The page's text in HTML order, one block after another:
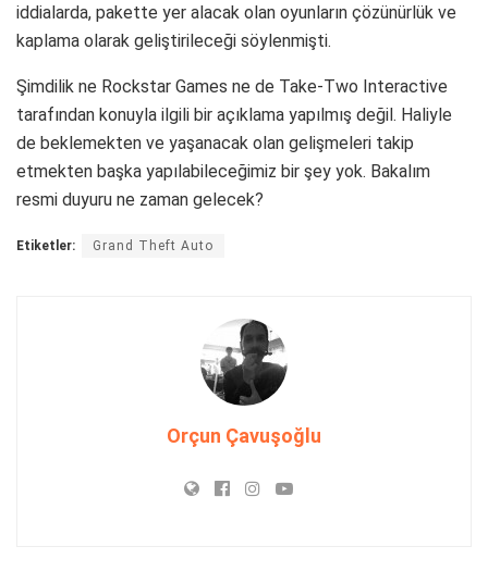
iddialarda, pakette yer alacak olan oyunların çözünürlük ve
kaplama olarak geliştirileceği söylenmişti.
Şimdilik ne Rockstar Games ne de Take-Two Interactive
tarafından konuyla ilgili bir açıklama yapılmış değil. Haliyle
de beklemekten ve yaşanacak olan gelişmeleri takip
etmekten başka yapılabileceğimiz bir şey yok. Bakalım
resmi duyuru ne zaman gelecek?
Etiketler: Grand Theft Auto
Orçun Çavuşoğlu